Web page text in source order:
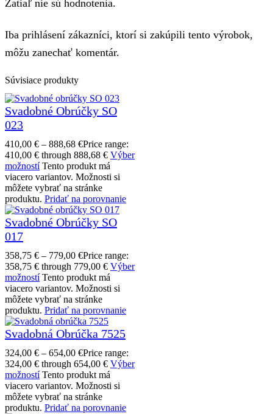
Zatiaľ nie sú hodnotenia.
Iba prihlásení zákazníci, ktorí si zakúpili tento výrobok,
môžu zanechať komentár.
Súvisiace produkty
Svadobné Obrúčky SO
023
410,00 € – 888,68 €Price range:
410,00 € through 888,68 € Výber
možností Tento produkt má
viacero variantov. Možnosti si
môžete vybrať na stránke
produktu. Pridať na porovnanie
Svadobné Obrúčky SO
017
358,75 € – 779,00 €Price range:
358,75 € through 779,00 € Výber
možností Tento produkt má
viacero variantov. Možnosti si
môžete vybrať na stránke
produktu. Pridať na porovnanie
Svadobná Obrúčka 7525
324,00 € – 654,00 €Price range:
324,00 € through 654,00 € Výber
možností Tento produkt má
viacero variantov. Možnosti si
môžete vybrať na stránke
produktu. Pridať na porovnanie